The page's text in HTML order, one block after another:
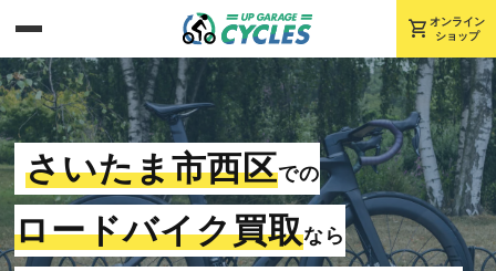
shopping_cart オンライン
ショップ
さいたま市西区での
ロードバイク買取なら